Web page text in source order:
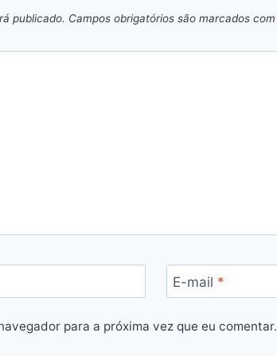
publicado. Campos obrigatórios são marcados com
E-mail *
para a próxima vez que eu comentar.